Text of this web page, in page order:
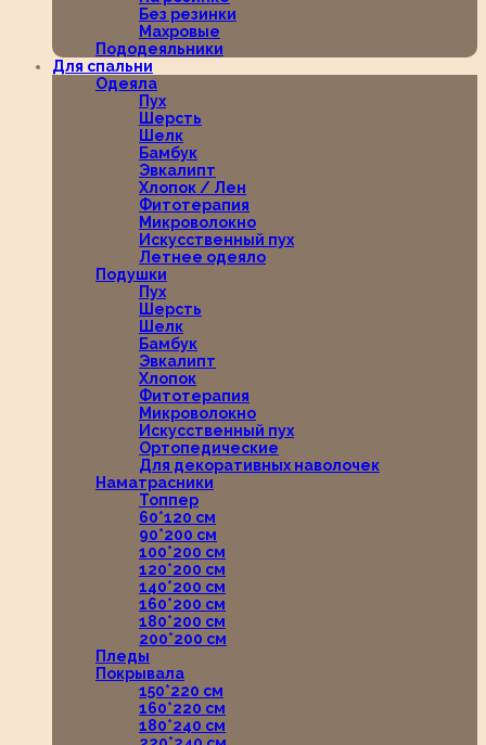
Без резинки
Махровые
Пододеяльники
Для спальни
Одеяла
Пух
Шерсть
Шелк
Бамбук
Эвкалипт
Хлопок / Лен
Фитотерапия
Микроволокно
Искусственный пух
Летнее одеяло
Подушки
Пух
Шерсть
Шелк
Бамбук
Эвкалипт
Хлопок
Фитотерапия
Микроволокно
Искусственный пух
Ортопедические
Для декоративных наволочек
Наматрасники
Топпер
60*120 см
90*200 см
100*200 см
120*200 см
140*200 см
160*200 см
180*200 см
200*200 см
Пледы
Покрывала
150*220 см
160*220 см
180*240 см